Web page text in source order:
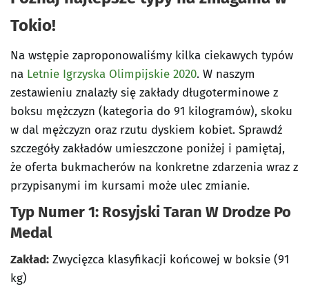
Tokio!
Na wstępie zaproponowaliśmy kilka ciekawych typów
na Letnie Igrzyska Olimpijskie 2020. W naszym
zestawieniu znalazły się zakłady długoterminowe z
boksu mężczyzn (kategoria do 91 kilogramów), skoku
w dal mężczyzn oraz rzutu dyskiem kobiet. Sprawdź
szczegóły zakładów umieszczone poniżej i pamiętaj,
że oferta bukmacherów na konkretne zdarzenia wraz z
przypisanymi im kursami może ulec zmianie.
Typ Numer 1: Rosyjski Taran W Drodze Po
Medal
Zakład: Zwycięzca klasyfikacji końcowej w boksie (91
kg)